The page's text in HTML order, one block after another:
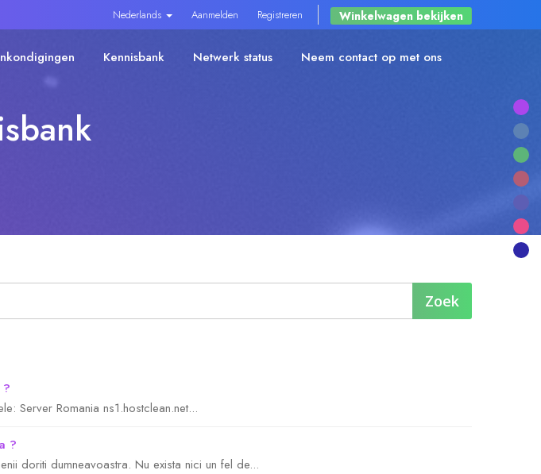
Nederlands Aanmelden Registreren Winkelwagen bekijken
Kennisbank Netwerk status Neem contact op met ons
Server Romania ns1.hostclean.net...
?
doriti dumneavoastra. Nu exista nici un fel de...